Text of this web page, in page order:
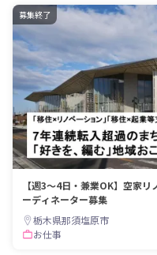
募集終了
【週3～4日・兼業OK】空家
ーディネーター募集
栃木県那須塩原市
お仕事